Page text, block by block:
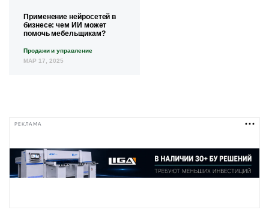
Применение нейросетей в
бизнесе: чем ИИ может
помочь мебельщикам?
Продажи и управление
МАР 17, 2025
РЕКЛАМА